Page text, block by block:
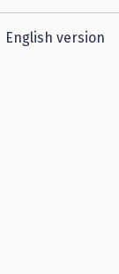
English version